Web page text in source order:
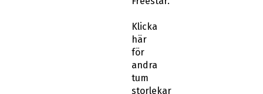
Klicka
här
för
andra
tum
storlekar
till